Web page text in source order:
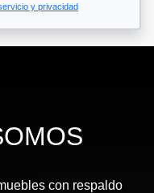
y privacidad
con respaldo